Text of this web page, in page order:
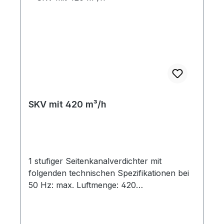
SKV mit 420 m³/h
1 stufiger Seitenkanalverdichter mit
folgenden technischen Spezifikationen bei
50 Hz: max. Luftmenge: 420